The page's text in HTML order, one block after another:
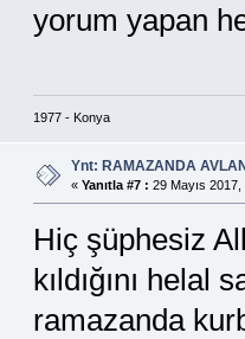
yorum yapan
1977 - Konya
Ynt: RAMAZANDA
« Yanıtla #7 : 29 Mayıs
Hiç şüphesiz
kıldığını
ramazanda